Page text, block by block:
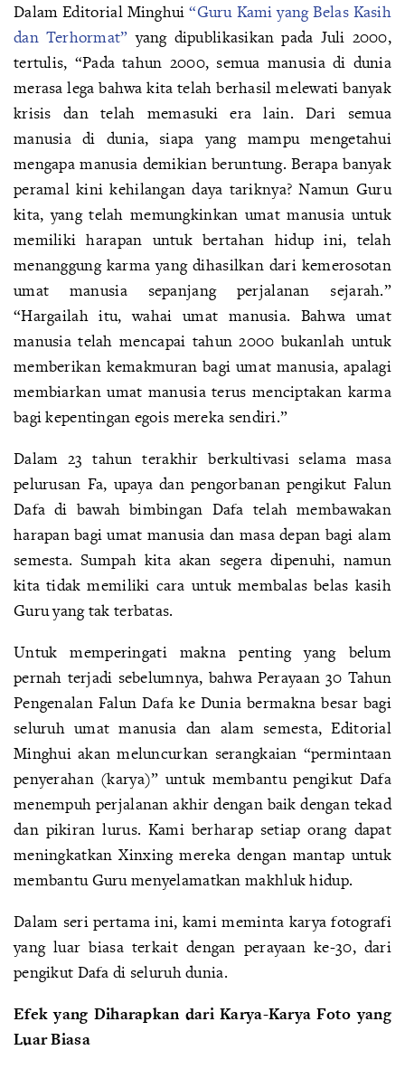
Dalam Editorial Minghui“Guru Kami yang Belas Kasih
dan Terhormat” yang dipublikasikan pada Juli 2000,
tertulis, “Pada tahun 2000, semua manusia di dunia
merasa lega bahwa kita telah berhasil melewati banyak
krisis dan telah memasuki era lain. Dari semua
manusia di dunia, siapa yang mampu mengetahui
mengapa manusia demikian beruntung. Berapa banyak
peramal kini kehilangan daya tariknya? Namun Guru
kita, yang telah memungkinkan umat manusia untuk
memiliki harapan untuk bertahan hidup ini, telah
menanggung karma yang dihasilkan dari kemerosotan
umat manusia sepanjang perjalanan sejarah.”
“Hargailah itu, wahai umat manusia. Bahwa umat
manusia telah mencapai tahun 2000 bukanlah untuk
memberikan kemakmuran bagi umat manusia, apalagi
membiarkan umat manusia terus menciptakan karma
bagi kepentingan egois mereka sendiri.”
Dalam 23 tahun terakhir berkultivasi selama masa
pelurusan Fa, upaya dan pengorbanan pengikut Falun
Dafa di bawah bimbingan Dafa telah membawakan
harapan bagi umat manusia dan masa depan bagi alam
semesta. Sumpah kita akan segera dipenuhi, namun
kita tidak memiliki cara untuk membalas belas kasih
Guru yang tak terbatas.
Untuk memperingati makna penting yang belum
pernah terjadi sebelumnya, bahwa Perayaan 30 Tahun
Pengenalan Falun Dafa ke Dunia bermakna besar bagi
seluruh umat manusia dan alam semesta, Editorial
Minghui akan meluncurkan serangkaian “permintaan
penyerahan (karya)” untuk membantu pengikut Dafa
menempuh perjalanan akhir dengan baik dengan tekad
dan pikiran lurus. Kami berharap setiap orang dapat
meningkatkan Xinxing mereka dengan mantap untuk
membantu Guru menyelamatkan makhluk hidup.
Dalam seri pertama ini, kami meminta karya fotografi
yang luar biasa terkait dengan perayaan ke-30, dari
pengikut Dafa di seluruh dunia.
Efek yang Diharapkan dari Karya-Karya Foto yang
Luar Biasa